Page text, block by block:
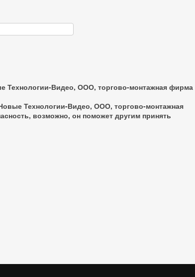
Технологии-Видео, ООО, торгово-монтажная фирма
Технологии-Видео, ООО, торгово-монтажная
, возможно, он поможет другим принять